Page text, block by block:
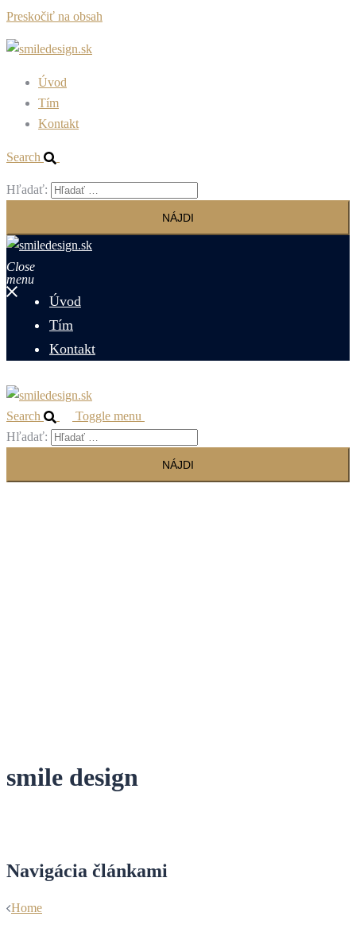
Preskočiť na obsah
Úvod
Tím
Kontakt
Search
Hľadať:
Close
menu
Úvod
Tím
Kontakt
Search
Toggle menu
Hľadať:
smile design
Navigácia článkami
Home